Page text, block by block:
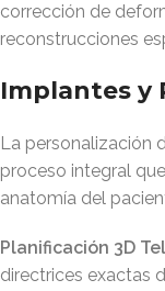
corrección de
reconstrucciones
Implantes y
La personalización
proceso integral
anatomía del
Planificación 3D
directrices exactas